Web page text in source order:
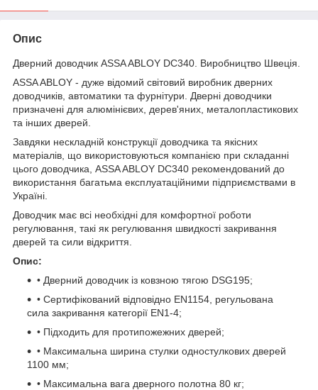
Опис
Дверний доводчик ASSA ABLOY DC340. Виробництво Швеція.
ASSA ABLOY - дуже відомий світовий виробник дверних
доводчиків, автоматики та фурнітури. Дверні доводчики
призначені для алюмінієвих, дерев'яних, металопластикових
та інших дверей.
Завдяки нескладній конструкції доводчика та якісних
матеріалів, що використовуються компанією при складанні
цього доводчика, ASSA ABLOY DC340 рекомендований до
використання багатьма експлуатаційними підприємствами в
Україні.
Доводчик має всі необхідні для комфортної роботи
регулювання, такі як регулювання швидкості закривання
дверей та сили відкриття.
Опис:
• Дверний доводчик із ковзною тягою DSG195;
• Сертифікований відповідно EN1154, регульована
сила закривання категорії EN1-4;
• Підходить для протипожежних дверей;
• Максимальна ширина стулки одностулкових дверей
1100 мм;
• Максимальна вага дверного полотна 80 кг;